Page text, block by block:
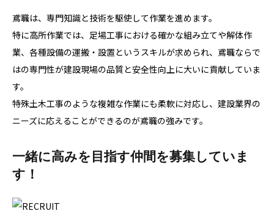
鳶職は、専門知識と技術を駆使して作業を進めます。
特に高所作業では、足場工事における確かな組み立てや解体作
業、各種設備の運搬・設置というスキルが求められ、鳶職ならで
はの専門性が建設現場の品質と安全性向上に大いに貢献していま
す。
特殊土木工事のような複雑な作業にも柔軟に対応し、建設業界の
ニーズに応えることができるのが鳶職の強みです。
一緒に高みを目指す仲間を募集していま
す！